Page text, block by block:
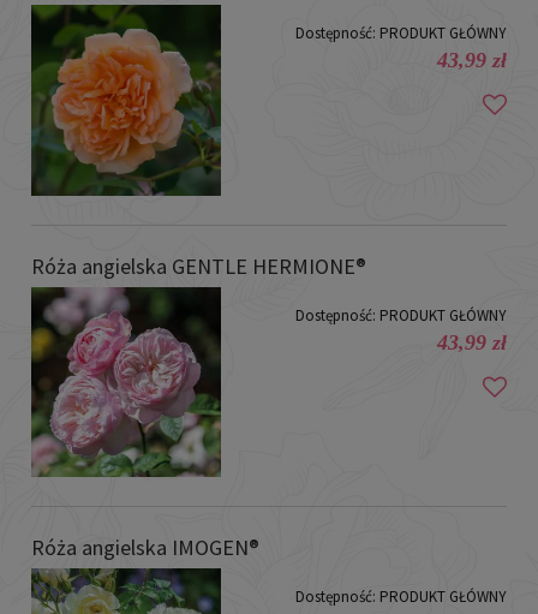
Dostępność: PRODUKT GŁÓWNY
43,99 zł
Róża angielska GENTLE HERMIONE®
Dostępność: PRODUKT GŁÓWNY
43,99 zł
Róża angielska IMOGEN®
Dostępność: PRODUKT GŁÓWNY